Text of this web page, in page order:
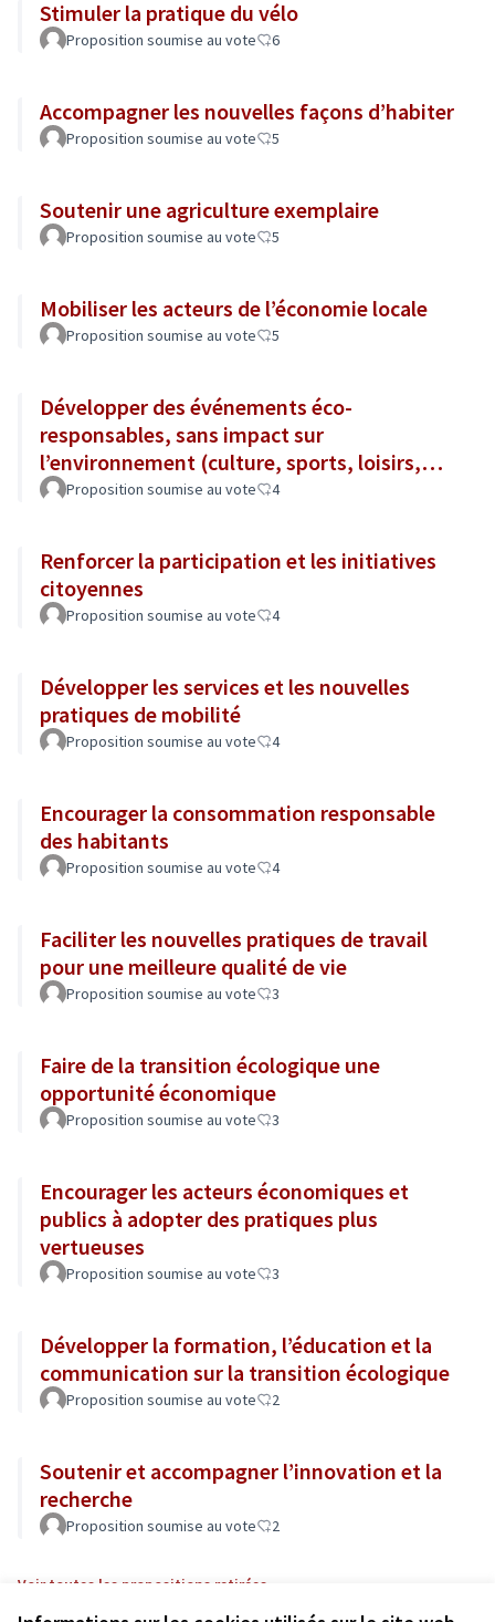
Stimuler la pratique du vélo
Proposition soumise au vote 6
Accompagner les nouvelles façons d’habiter
Proposition soumise au vote 5
Soutenir une agriculture exemplaire
Proposition soumise au vote 5
Mobiliser les acteurs de l’économie locale
Proposition soumise au vote 5
Développer des événements éco-
responsables, sans impact sur
l’environnement (culture, sports, loisirs,
tourisme...)
Proposition soumise au vote 4
Renforcer la participation et les initiatives
citoyennes
Proposition soumise au vote 4
Développer les services et les nouvelles
pratiques de mobilité
Proposition soumise au vote 4
Encourager la consommation responsable
des habitants
Proposition soumise au vote 4
Faciliter les nouvelles pratiques de travail
pour une meilleure qualité de vie
Proposition soumise au vote 3
Faire de la transition écologique une
opportunité économique
Proposition soumise au vote 3
Encourager les acteurs économiques et
publics à adopter des pratiques plus
vertueuses
Proposition soumise au vote 3
Développer la formation, l’éducation et la
communication sur la transition écologique
Proposition soumise au vote 2
Soutenir et accompagner l’innovation et la
recherche
Proposition soumise au vote 2
Voir toutes les propositions retirées